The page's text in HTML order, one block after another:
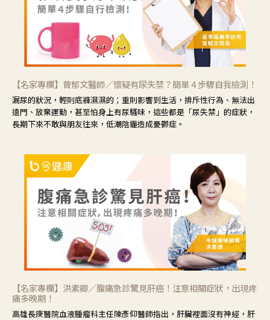
【名家專欄】曾郁文醫師／懷疑有尿失禁？簡單４步驟自我檢測！
漏尿的狀況，輕則底褲濕濕的；重則影響到生活，排斥性行為、無法出
遠門、放棄運動，甚至怕身上有尿騷味，這些都是「尿失禁」的症狀，
長期下來不敢與朋友往來，低潮陰霾造成憂鬱症。
【名家專欄】洪素卿／腹痛急診驚見肝癌！注意相關症狀，出現疼
痛多晚期！
高雄長庚醫院血液腫瘤科主任陳彥仰醫師指出，肝臟裡面沒有神經，肝